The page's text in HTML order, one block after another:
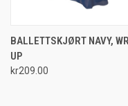
BALLETTSKJØRT NAVY,
UP
kr209.00